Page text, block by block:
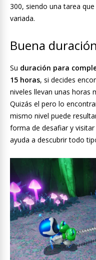
300, siendo una tarea
variada.
Buena
Su duración para
15 horas, si decides
niveles llevan unas horas
Quizás el pero lo
mismo nivel puede
forma de desafiar y
ayuda a descubrir todo